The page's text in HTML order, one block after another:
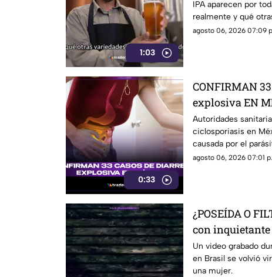
1:03
IPA aparecen por
realmente y qué
mundo?
agosto 06, 2026 07:09
0:33
CONFIRMAN
explosiva EN
Autoridades
ciclosporiasis en
causada por el
agosto 06, 2026 07:01
¿POSEÍDA O
con
cumpleaños
Un video grabado
en Brasil se volvió
una mujer.